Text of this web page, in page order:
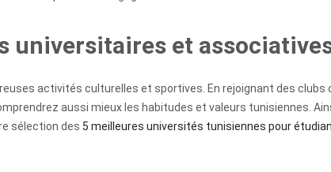
universitaires et
activités culturelles et sportives. En rejoignant des
aussi mieux les habitudes et valeurs tunisiennes.
sélection des 5 meilleures universités tunisiennes pour